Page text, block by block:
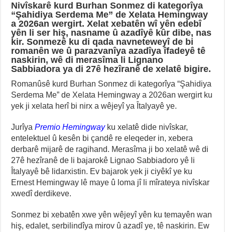
Nivîskarê kurd Burhan Sonmez di kategorîya
“Şahidiya Serdema Me” de Xelata Hemingway
a 2026an wergirt. Xelat xebatên wî yên edebî
yên li ser hiş, nasname û azadîyê kûr dibe, nas
kir. Sonmezê ku di qada navneteweyî de bi
romanên we û parazvanîya azadîya îfadeyê tê
naskirin, wê di merasîma li Lignano
Sabbiadora ya di 27ê hezîranê de xelatê bigire.
Romanûsê kurd Burhan Sonmez di kategorîya “Şahidiya
Serdema Me” de Xelata Hemingway a 2026an wergirt ku
yek ji xelata herî bi nirx a wêjeyî ya Îtalyayê ye.
JurîyaPremio Hemingwayku xelatê dide nivîskar,
entelektuel û kesên bi çandê re eleqeder in, xebera
derbarê mijarê de ragihand. Merasîma ji bo xelatê wê di
27ê hezîranê de li bajarokê Lignao Sabbiadoro yê li
Îtalyayê bê lidarxistin. Ev bajarok yek ji ciyêkî ye ku
Ernest Hemingway lê maye û loma jî li mîrateya nivîskar
xwedî derdikeve.
Sonmez bi xebatên xwe yên wêjeyî yên ku temayên wan
hiş, edalet, serbilindîya mirov û azadî ye, tê naskirin. Ew